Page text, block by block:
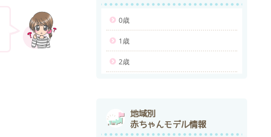
0歳
1歳
2歳
地域別
赤ちゃんモデル情報